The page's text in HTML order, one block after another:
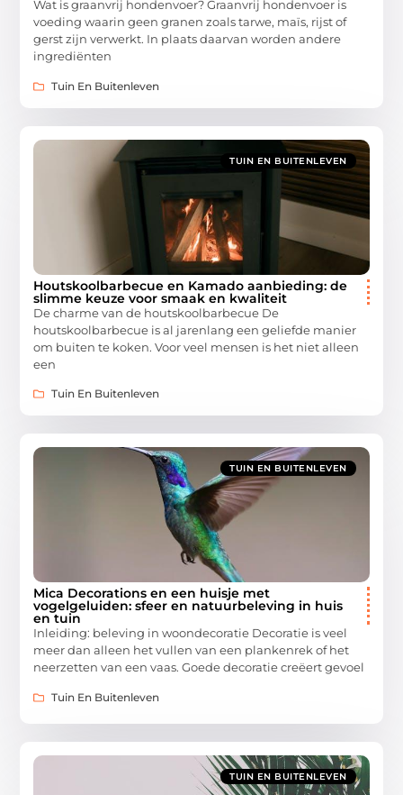
Wat is graanvrij hondenvoer? Graanvrij hondenvoer is
voeding waarin geen granen zoals tarwe, maïs, rijst of
gerst zijn verwerkt. In plaats daarvan worden andere
ingrediënten
Tuin En Buitenleven
TUIN EN BUITENLEVEN
Houtskoolbarbecue en Kamado aanbieding: de
slimme keuze voor smaak en kwaliteit
De charme van de houtskoolbarbecue De
houtskoolbarbecue is al jarenlang een geliefde manier
om buiten te koken. Voor veel mensen is het niet alleen
een
Tuin En Buitenleven
TUIN EN BUITENLEVEN
Mica Decorations en een huisje met
vogelgeluiden: sfeer en natuurbeleving in huis
en tuin
Inleiding: beleving in woondecoratie Decoratie is veel
meer dan alleen het vullen van een plankenrek of het
neerzetten van een vaas. Goede decoratie creëert gevoel
Tuin En Buitenleven
TUIN EN BUITENLEVEN